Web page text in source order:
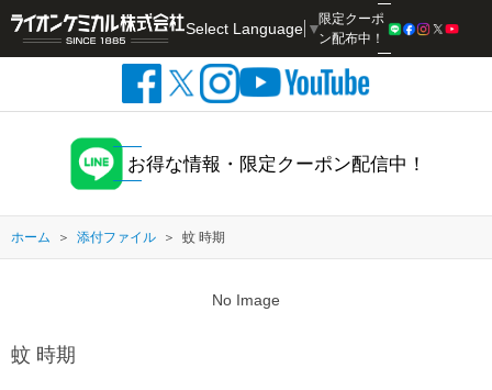
Select Language ▼
限定クーポ
ン配布中！
お得な情報・限定クーポン配信中！
ホーム 添付ファイル 蚊 時期
No Image
蚊 時期
検索